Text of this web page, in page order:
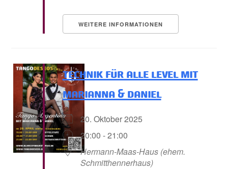
WEITERE INFORMATIONEN
technik für alle level mit
marianna & daniel
20. Oktober 2025
20:00 - 21:00
Hermann-Maas-Haus (ehem.
Schmitthennerhaus)